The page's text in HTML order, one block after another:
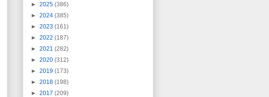
► 2025 (386)
► 2024 (385)
► 2023 (161)
► 2022 (187)
► 2021 (282)
► 2020 (312)
► 2019 (173)
► 2018 (198)
► 2017 (209)